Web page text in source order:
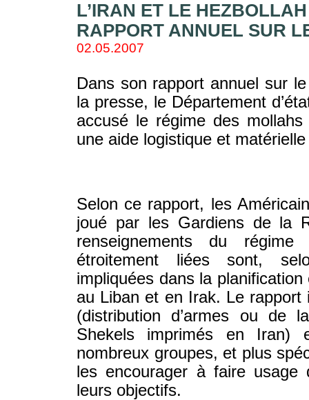
L’IRAN ET LE
RAPPORT ANNUEL SUR
02.05.2007
Dans son rapport annuel sur
la presse, le Département
accusé le régime des
une aide logistique et
Selon ce rapport, les
joué par les Gardiens de la
renseignements du régime
étroitement liées sont,
impliquées dans la
au Liban et en Irak. Le
(distribution d’armes ou de
Shekels imprimés en Iran)
nombreux groupes, et plus
les encourager à faire usage
leurs objectifs.